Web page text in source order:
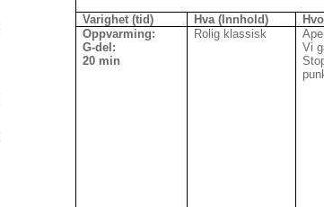
Varighet (tid) Hva (Innhold)
Oppvarming:
G-del:
20 min
Rolig klassisk
Vi